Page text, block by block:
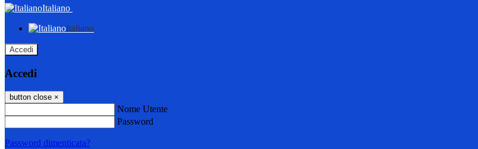
Italiano
Italiano
Accedi
Accedi
button close ×
Nome Utente
Password
Password dimenticata?